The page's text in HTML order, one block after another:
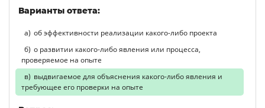
Варианты ответа:
об эффективности реализации какого-либо проекта
о развитии какого-либо явления или процесса,
проверяемое на опыте
выдвигаемое для объяснения какого-либо явления и
требующее его проверки на опыте